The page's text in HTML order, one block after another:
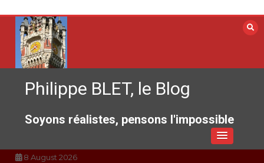
contenu
Philippe BLET, le Blog
Soyons réalistes, pensons l'impossible
8 August 2026